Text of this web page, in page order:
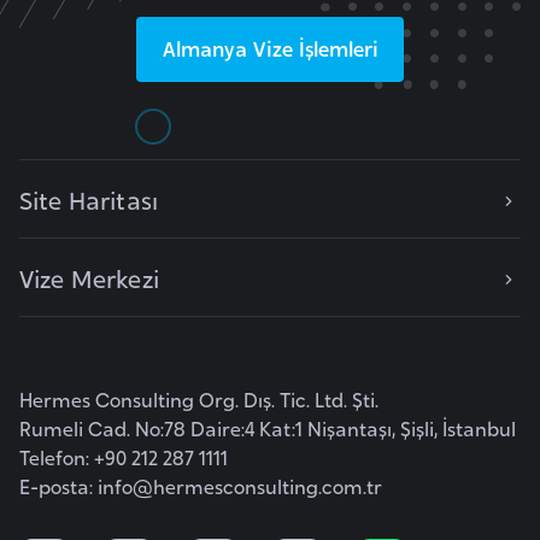
Almanya Vize İşlemleri
Site Haritası
Vize Merkezi
Hermes Consulting Org. Dış. Tic. Ltd. Şti.
Rumeli Cad. No:78 Daire:4 Kat:1 Nişantaşı, Şişli, İstanbul
Telefon: +90 212 287 1111
E-posta: info@hermesconsulting.com.tr
e
i
r